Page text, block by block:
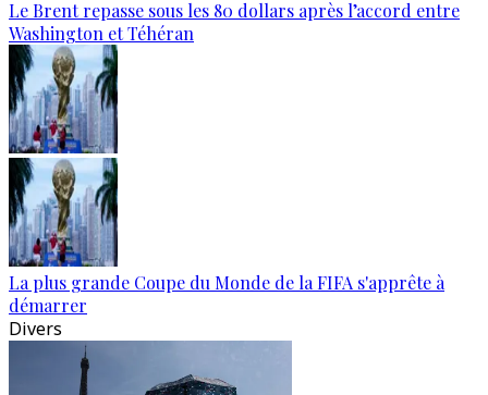
Le Brent repasse sous les 80 dollars après l’accord entre
Washington et Téhéran
La plus grande Coupe du Monde de la FIFA s'apprête à
démarrer
Divers